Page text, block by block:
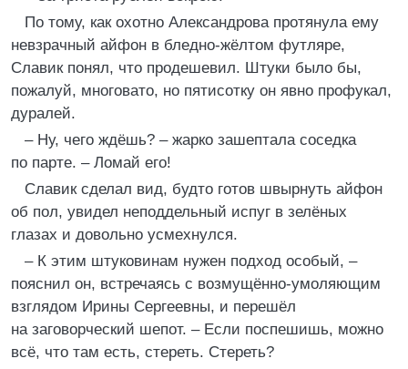
По тому, как охотно Александрова протянула ему
невзрачный айфон в бледно-жёлтом футляре,
Славик понял, что продешевил. Штуки было бы,
пожалуй, многовато, но пятисотку он явно профукал,
дуралей.
– Ну, чего ждёшь? – жарко зашептала соседка
по парте. – Ломай его!
Славик сделал вид, будто готов швырнуть айфон
об пол, увидел неподдельный испуг в зелёных
глазах и довольно усмехнулся.
– К этим штуковинам нужен подход особый, –
пояснил он, встречаясь с возмущённо-умоляющим
взглядом Ирины Сергеевны, и перешёл
на заговорческий шепот. – Если поспешишь, можно
всё, что там есть, стереть. Стереть?